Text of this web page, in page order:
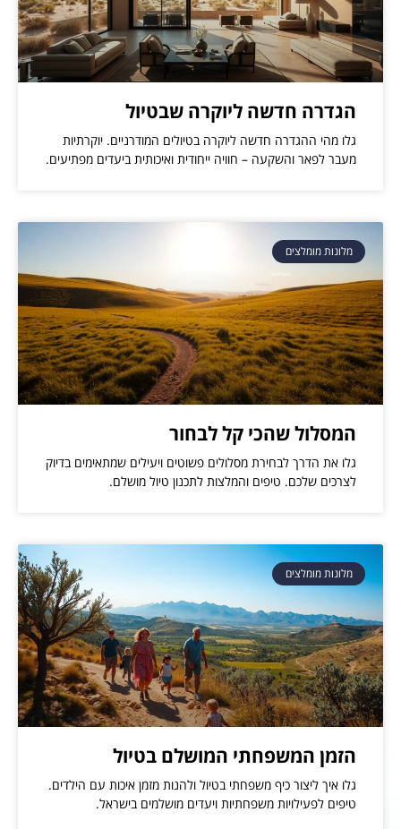
הגדרה חדשה ליוקרה שבטיול
גלו מהי ההגדרה חדשה ליוקרה בטיולים המודרניים. יוקרתיות
מעבר לפאר והשקעה – חוויה ייחודית ואיכותית ביעדים מפתיעים.
מלונות מומלצים
המסלול שהכי קל לבחור
גלו את הדרך לבחירת מסלולים פשוטים ויעילים שמתאימים בדיוק
לצרכים שלכם. טיפים והמלצות לתכנון טיול מושלם.
מלונות מומלצים
הזמן המשפחתי המושלם בטיול
גלו איך ליצור כיף משפחתי בטיול ולהנות מזמן איכות עם הילדים.
טיפים לפעילויות משפחתיות ויעדים מושלמים בישראל.